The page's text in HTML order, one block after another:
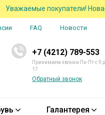
Уважаемые покупатели!
FAQ Новости
+7 (4212) 789-553
Принимаем звонки Пн-Пт с 9
17
Обратный звонок
Галантерея